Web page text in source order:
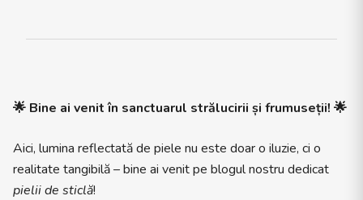
🌟 Bine ai venit în sanctuarul strălucirii și frumuseții! 🌟
Aici, lumina reflectată de piele nu este doar o iluzie, ci o
realitate tangibilă – bine ai venit pe blogul nostru dedicat
pielii de sticlă!